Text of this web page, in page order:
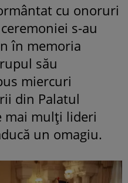
cu onoruri
s-au
în memoria
său
miercuri
din Palatul
mai mulți lideri
un omagiu.